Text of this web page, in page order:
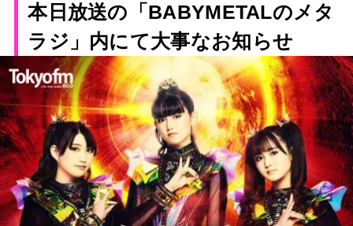
本日放送の「BABYMETALのメタ
ラジ」内にて大事なお知らせ